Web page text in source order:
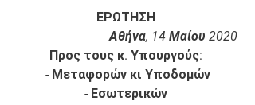
ΕΡΩΤΗΣΗ
Αθήνα, 14 Μαίου 2020
Προς τους κ. Υπουργούς:
- Μεταφορών κι Υποδομών
- Εσωτερικών